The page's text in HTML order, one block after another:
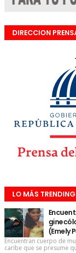
DIRECCION
LO MÁS TRENDING
(Emely
Encuentran cuerpo de
caribe que se presume